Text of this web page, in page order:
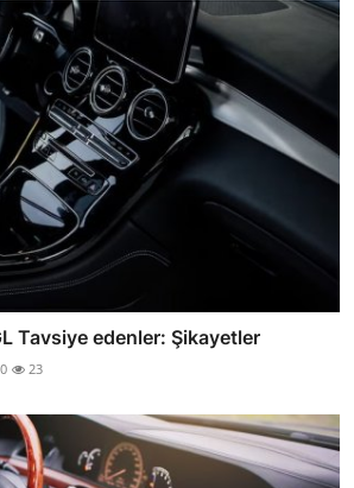
Tavsiye edenler: Şikayetler
0 23